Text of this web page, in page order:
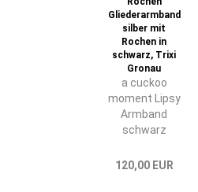
a cuckoo
moment Lipsy
Armband
schwarz
120,00 EUR